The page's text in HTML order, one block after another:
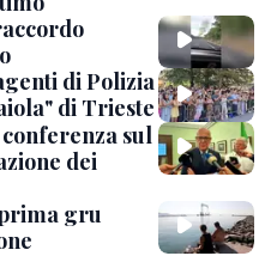
di Polizia
di Trieste
sul
dei
gru